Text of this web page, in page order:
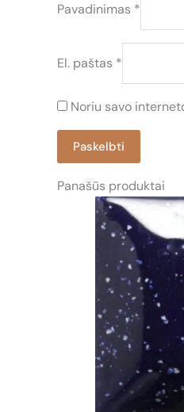
Pavadinimas *
El. paštas *
Noriu savo
Panašūs produktai